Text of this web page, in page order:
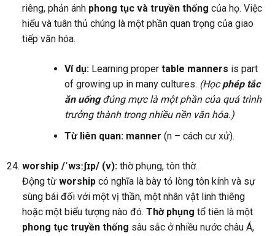
riêng, phản ánh phong tục và truyền thống của họ. Việc
hiểu và tuân thủ chúng là một phần quan trọng của giao
tiếp văn hóa.
Ví dụ:Learning proper table manners is part
of growing up in many cultures. (Họcphép tắc
ăn uốngđúng mực là một phần của quá trình
trưởng thành trong nhiều nền văn hóa.)
Từ liên quan: manner (n – cách cư xử).
worship /ˈwɜːʃɪp/ (v):thờ phụng, tôn thờ.
Động từ worshipcó nghĩa là bày tỏ lòng tôn kính và sự
sùng bái đối với một vị thần, một nhân vật linh thiêng
hoặc một biểu tượng nào đó. Thờ phụng tổ tiên là một
phong tục truyền thống sâu sắc ở nhiều nước châu Á,